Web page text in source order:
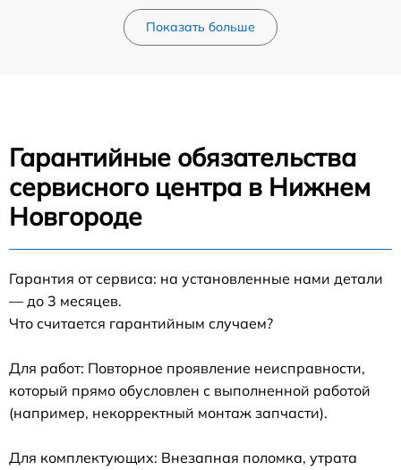
Показать больше
Гарантийные обязательства
сервисного центра в Нижнем
Новгороде
Гарантия от сервиса: на установленные нами детали
— до 3 месяцев.
Что считается гарантийным случаем?
Для работ: Повторное проявление неисправности,
который прямо обусловлен с выполненной работой
(например, некорректный монтаж запчасти).
Для комплектующих: Внезапная поломка, утрата